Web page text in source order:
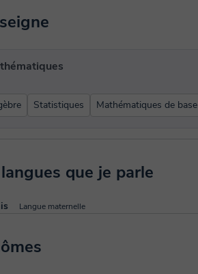
Statistiques Mathématiques de base
que je parle
Langue maternelle